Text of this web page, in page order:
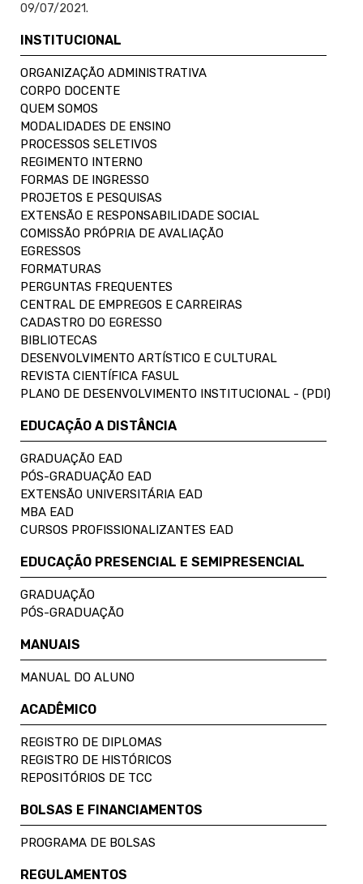
09/07/2021.
INSTITUCIONAL
ORGANIZAÇÃO ADMINISTRATIVA
CORPO DOCENTE
QUEM SOMOS
MODALIDADES DE ENSINO
PROCESSOS SELETIVOS
REGIMENTO INTERNO
FORMAS DE INGRESSO
PROJETOS E PESQUISAS
EXTENSÃO E RESPONSABILIDADE SOCIAL
COMISSÃO PRÓPRIA DE AVALIAÇÃO
EGRESSOS
FORMATURAS
PERGUNTAS FREQUENTES
CENTRAL DE EMPREGOS E CARREIRAS
CADASTRO DO EGRESSO
BIBLIOTECAS
DESENVOLVIMENTO ARTÍSTICO E CULTURAL
REVISTA CIENTÍFICA FASUL
PLANO DE DESENVOLVIMENTO INSTITUCIONAL - (PDI)
EDUCAÇÃO A DISTÂNCIA
GRADUAÇÃO EAD
PÓS-GRADUAÇÃO EAD
EXTENSÃO UNIVERSITÁRIA EAD
MBA EAD
CURSOS PROFISSIONALIZANTES EAD
EDUCAÇÃO PRESENCIAL E SEMIPRESENCIAL
GRADUAÇÃO
PÓS-GRADUAÇÃO
MANUAIS
MANUAL DO ALUNO
ACADÊMICO
REGISTRO DE DIPLOMAS
REGISTRO DE HISTÓRICOS
REPOSITÓRIOS DE TCC
BOLSAS E FINANCIAMENTOS
PROGRAMA DE BOLSAS
REGULAMENTOS